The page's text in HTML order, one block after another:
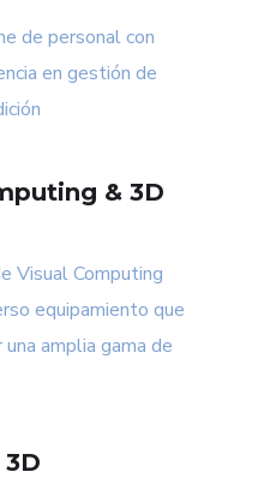
de personal con
en gestión de
& 3D
Visual Computing
equipamiento que
amplia gama de